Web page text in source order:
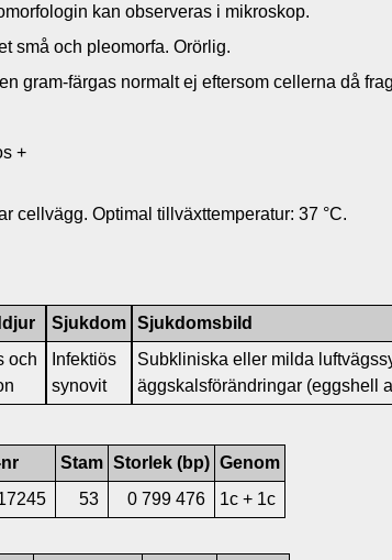
kan observeras i mikroskop.
små och pleomorfa. Orörlig.
gram-färgas normalt ej eftersom cellerna då
+
cellvägg. Optimal tillväxttemperatur: 37 °C.
Sjukdom Sjukdomsbild
och
Infektiös
synovit
Subkliniska eller milda
äggskalsförändringar (eggshell
Stam Storlek (bp) Genom
53 0 799 476 1c + 1c